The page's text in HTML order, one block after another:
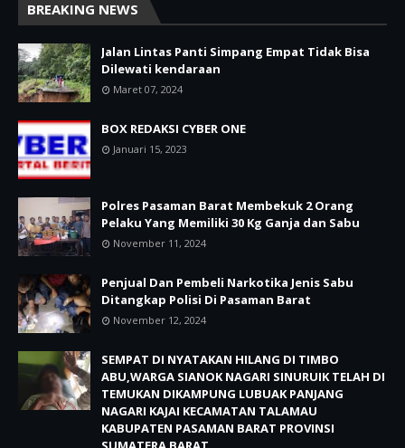
BREAKING NEWS
Jalan Lintas Panti Simpang Empat Tidak Bisa
Dilewati kendaraan
Maret 07, 2024
BOX REDAKSI CYBER ONE
Januari 15, 2023
Polres Pasaman Barat Membekuk 2 Orang
Pelaku Yang Memiliki 30 Kg Ganja dan Sabu
November 11, 2024
Penjual Dan Pembeli Narkotika Jenis Sabu
Ditangkap Polisi Di Pasaman Barat
November 12, 2024
SEMPAT DI NYATAKAN HILANG DI TIMBO
ABU,WARGA SIANOK NAGARI SINURUIK TELAH DI
TEMUKAN DIKAMPUNG LUBUAK PANJANG
NAGARI KAJAI KECAMATAN TALAMAU
KABUPATEN PASAMAN BARAT PROVINSI